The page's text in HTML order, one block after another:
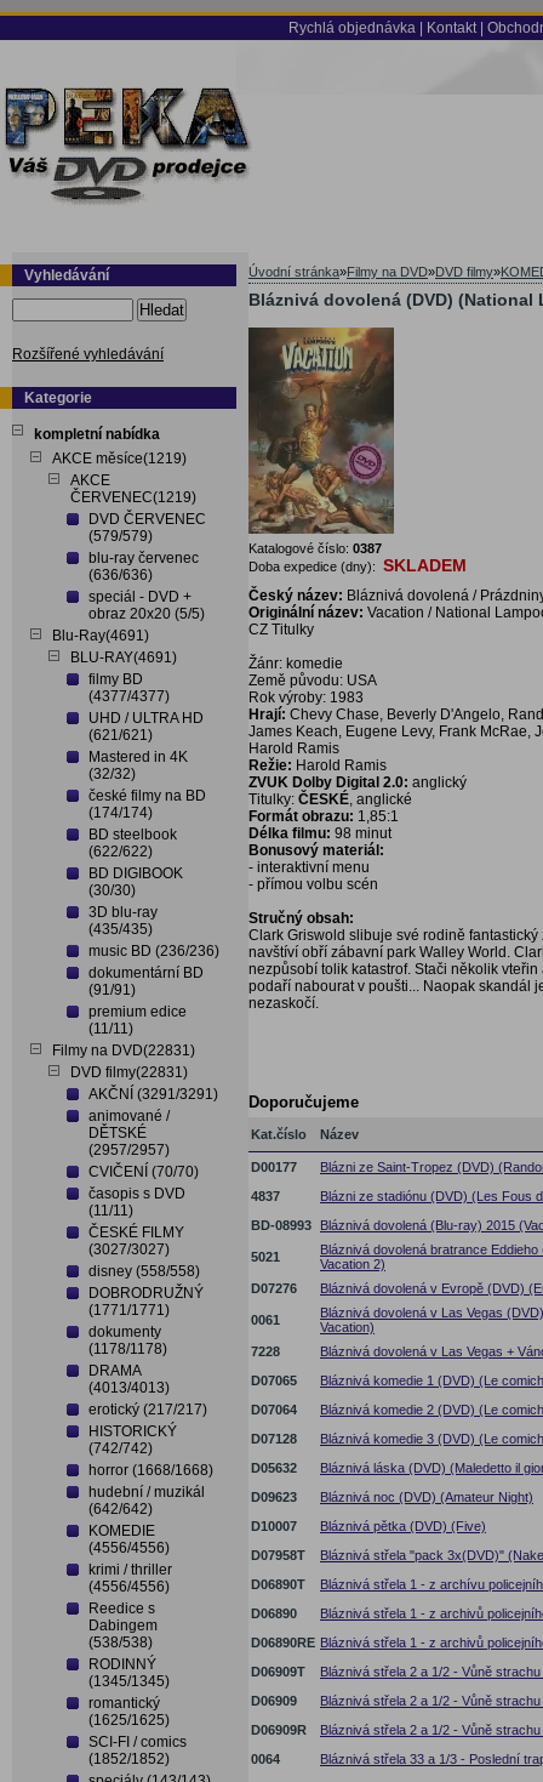
Rychlá objednávka Kontakt
Vyhledávání
Hledat
Rozšířené vyhledávání
Kategorie
kompletní nabídka
AKCE měsíce(1219)
AKCE
ČERVENEC(1219)
DVD ČERVENEC
(579/579)
blu-ray červenec
(636/636)
speciál - DVD +
obraz 20x20 (5/5)
Blu-Ray(4691)
BLU-RAY(4691)
filmy BD
(4377/4377)
UHD / ULTRA HD
(621/621)
Mastered in 4K
(32/32)
české filmy na BD
(174/174)
BD steelbook
(622/622)
BD DIGIBOOK
(30/30)
3D blu-ray
(435/435)
music BD (236/236)
dokumentární BD
(91/91)
premium edice
(11/11)
Filmy na DVD(22831)
DVD filmy(22831)
AKČNÍ (3291/3291)
animované /
DĚTSKÉ
(2957/2957)
CVIČENÍ (70/70)
časopis s DVD
(11/11)
ČESKÉ FILMY
(3027/3027)
disney (558/558)
DOBRODRUŽNÝ
(1771/1771)
dokumenty
(1178/1178)
DRAMA
(4013/4013)
erotický (217/217)
HISTORICKÝ
(742/742)
horror (1668/1668)
hudební / muzikál
(642/642)
KOMEDIE
(4556/4556)
krimi / thriller
(4556/4556)
Reedice s
Dabingem
(538/538)
RODINNÝ
(1345/1345)
romantický
(1625/1625)
SCI-FI / comics
(1852/1852)
Úvodní stránka»Filmy na DVD»DVD filmy»
Bláznivá dovolená (DVD) (National
Katalogové číslo: 0387
Doba expedice (dny): SKLADEM
Český název: Bláznivá dovolená /
Originální název: Vacation / National
CZ Titulky
Žánr: komedie
Země původu: USA
Rok výroby: 1983
Hrají: Chevy Chase, Beverly D'Angelo,
James Keach, Eugene Levy, Frank McRae,
Harold Ramis
Režie: Harold Ramis
ZVUK Dolby Digital 2.0: anglický
Titulky: ČESKÉ, anglické
Formát obrazu: 1,85:1
Délka filmu: 98 minut
Bonusový materiál:
- interaktivní menu
- přímou volbu scén
Stručný obsah:
Clark Griswold slibuje své rodině
navštíví obří zábavní park Walley World.
nezpůsobí tolik katastrof. Stači několik
podaří nabourat v poušti... Naopak skandál
nezaskočí.
Doporučujeme
Kat.číslo Název
D00177
Blázni ze Saint-Tropez (DVD)
4837
Blázni ze stadiónu (DVD) (Les Fous
BD-08993
Bláznivá dovolená (Blu-ray) 2015
5021
Bláznivá dovolená bratrance
Vacation 2)
D07276
Bláznivá dovolená v Evropě (DVD)
0061
Bláznivá dovolená v Las Vegas
Vacation)
7228
Bláznivá dovolená v Las Vegas +
D07065
Bláznivá komedie 1 (DVD) (Le
D07064
Bláznivá komedie 2 (DVD) (Le
D07128
Bláznivá komedie 3 (DVD) (Le
D05632
Bláznivá láska (DVD) (Maledetto il
D09623
Bláznivá noc (DVD) (Amateur Night)
D10007
Bláznivá pětka (DVD) (Five)
D07958T
Bláznivá střela "pack 3x(DVD)"
D06890T
Bláznivá střela 1 - z archívu
D06890
Bláznivá střela 1 - z archivů
D06890RE Bláznivá střela 1 - z archivů
D06909T
Bláznivá střela 2 a 1/2 - Vůně
D06909
Bláznivá střela 2 a 1/2 - Vůně
D06909R
Bláznivá střela 2 a 1/2 - Vůně
0064
Bláznivá střela 33 a 1/3 - Poslední